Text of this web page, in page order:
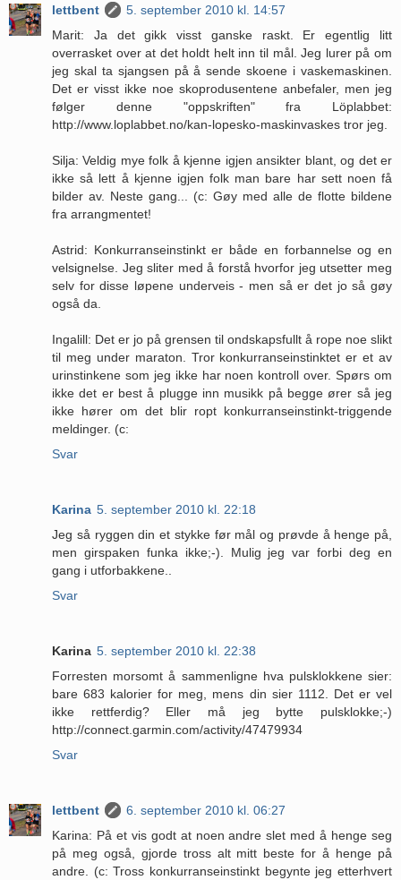
lettbent
5. september 2010 kl. 14:57
Marit: Ja det gikk visst ganske raskt. Er egentlig litt
overrasket over at det holdt helt inn til mål. Jeg lurer på om
jeg skal ta sjangsen på å sende skoene i vaskemaskinen.
Det er visst ikke noe skoprodusentene anbefaler, men jeg
følger denne "oppskriften" fra Löplabbet:
http://www.loplabbet.no/kan-lopesko-maskinvaskes tror jeg.
Silja: Veldig mye folk å kjenne igjen ansikter blant, og det er
ikke så lett å kjenne igjen folk man bare har sett noen få
bilder av. Neste gang... (c: Gøy med alle de flotte bildene
fra arrangmentet!
Astrid: Konkurranseinstinkt er både en forbannelse og en
velsignelse. Jeg sliter med å forstå hvorfor jeg utsetter meg
selv for disse løpene underveis - men så er det jo så gøy
også da.
Ingalill: Det er jo på grensen til ondskapsfullt å rope noe slikt
til meg under maraton. Tror konkurranseinstinktet er et av
urinstinkene som jeg ikke har noen kontroll over. Spørs om
ikke det er best å plugge inn musikk på begge ører så jeg
ikke hører om det blir ropt konkurranseinstinkt-triggende
meldinger. (c:
Svar
Karina 5. september 2010 kl. 22:18
Jeg så ryggen din et stykke før mål og prøvde å henge på,
men girspaken funka ikke;-). Mulig jeg var forbi deg en
gang i utforbakkene..
Svar
Karina 5. september 2010 kl. 22:38
Forresten morsomt å sammenligne hva pulsklokkene sier:
bare 683 kalorier for meg, mens din sier 1112. Det er vel
ikke rettferdig? Eller må jeg bytte pulsklokke;-)
http://connect.garmin.com/activity/47479934
Svar
lettbent
6. september 2010 kl. 06:27
Karina: På et vis godt at noen andre slet med å henge seg
på meg også, gjorde tross alt mitt beste for å henge på
andre. (c: Tross konkurranseinstinkt begynte jeg etterhvert